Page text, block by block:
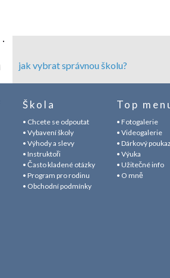
jak vybrat správnou školu?
Škola
• Chcete se odpoutat
• Vybavení školy
• Výhody a slevy
• Instruktoři
• Často kladené otázky
• Program pro rodinu
• Obchodní podmínky
Top
• Fotogalerie
• Videogalerie
• Dárkový poukaz
• Výuka
• Užitečné info
• O mně